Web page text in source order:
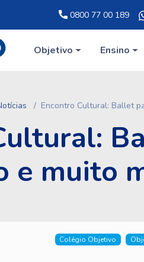
0800 77 00 189
Objetivo Ensino
Encontro Cultural: Ballet
e muito
Colégio Objetivo